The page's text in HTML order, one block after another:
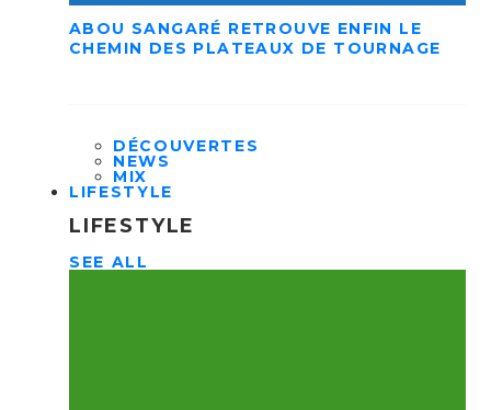
ABOU SANGARÉ RETROUVE ENFIN LE
CHEMIN DES PLATEAUX DE TOURNAGE
DÉCOUVERTES
NEWS
MIX
LIFESTYLE
LIFESTYLE
SEE ALL